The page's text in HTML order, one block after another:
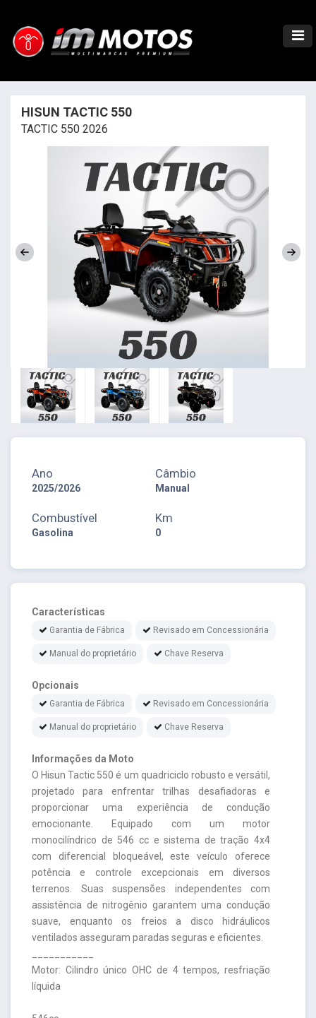
HISUN TACTIC 550
TACTIC 550 2026
Ano
2025/2026
Câmbio
Manual
Combustível
Gasolina
Km
0
Características
Garantia de Fábrica Revisado em Concessionária
Manual do proprietário Chave Reserva
Opcionais
Garantia de Fábrica Revisado em Concessionária
Manual do proprietário Chave Reserva
Informações da Moto
O Hisun Tactic 550 é um quadriciclo robusto e versátil,
projetado para enfrentar trilhas desafiadoras e
proporcionar uma experiência de condução
emocionante. Equipado com um motor
monocilíndrico de 546 cc e sistema de tração 4x4
com diferencial bloqueável, este veículo oferece
potência e controle excepcionais em diversos
terrenos. Suas suspensões independentes com
assistência de nitrogênio garantem uma condução
suave, enquanto os freios a disco hidráulicos
ventilados asseguram paradas seguras e eficientes.
Motor: Cilindro único OHC de 4 tempos, resfriação
líquida